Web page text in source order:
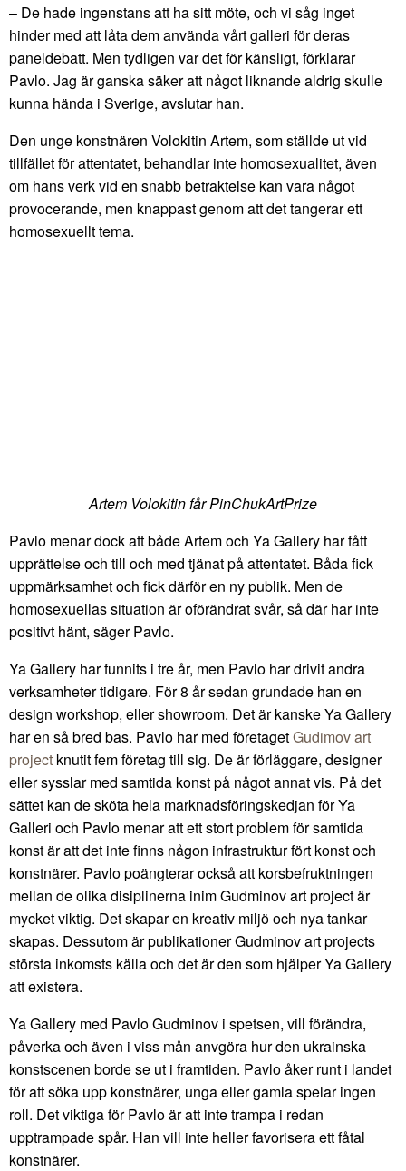
– De hade ingenstans att ha sitt möte, och vi såg inget
hinder med att låta dem använda vårt galleri för deras
paneldebatt. Men tydligen var det för känsligt, förklarar
Pavlo. Jag är ganska säker att något liknande aldrig skulle
kunna hända i Sverige, avslutar han.
Den unge konstnären Volokitin Artem, som ställde ut vid
tillfället för attentatet, behandlar inte homosexualitet, även
om hans verk vid en snabb betraktelse kan vara något
provocerande, men knappast genom att det tangerar ett
homosexuellt tema.
Artem Volokitin får PinChukArtPrize
Pavlo menar dock att både Artem och Ya Gallery har fått
upprättelse och till och med tjänat på attentatet. Båda fick
uppmärksamhet och fick därför en ny publik. Men de
homosexuellas situation är oförändrat svår, så där har inte
positivt hänt, säger Pavlo.
Ya Gallery har funnits i tre år, men Pavlo har drivit andra
verksamheter tidigare. För 8 år sedan grundade han en
design workshop, eller showroom. Det är kanske Ya Gallery
har en så bred bas. Pavlo har med företagetGudimov art
project knutit fem företag till sig. De är förläggare, designer
eller sysslar med samtida konst på något annat vis. På det
sättet kan de sköta hela marknadsföringskedjan för Ya
Galleri och Pavlo menar att ett stort problem för samtida
konst är att det inte finns någon infrastruktur fört konst och
konstnärer. Pavlo poängterar också att korsbefruktningen
mellan de olika disiplinerna inim Gudminov art project är
mycket viktig. Det skapar en kreativ miljö och nya tankar
skapas. Dessutom är publikationer Gudminov art projects
största inkomsts källa och det är den som hjälper Ya Gallery
att existera.
Ya Gallery med Pavlo Gudminov i spetsen, vill förändra,
påverka och även i viss mån anvgöra hur den ukrainska
konstscenen borde se ut i framtiden. Pavlo åker runt i landet
för att söka upp konstnärer, unga eller gamla spelar ingen
roll. Det viktiga för Pavlo är att inte trampa i redan
upptrampade spår. Han vill inte heller favorisera ett fåtal
konstnärer.